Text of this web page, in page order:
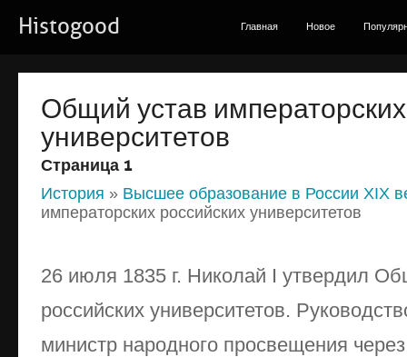
Histogood Главная Новое
Общий устав
университетов
Страница 1
История » Высшее образование в России XIX
императорских российских университетов
26 июля 1835 г. Николай I утвердил
российских университетов.
министр народного просвещения